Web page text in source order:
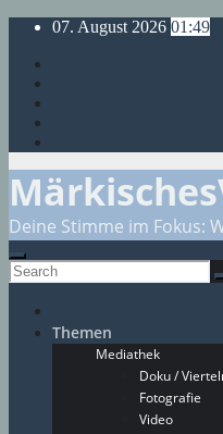
Skip
content
07. August 2026 01:49
Deine Stimme im Fokus:
Themen
Mediathek
Doku /
Fotografie
Video